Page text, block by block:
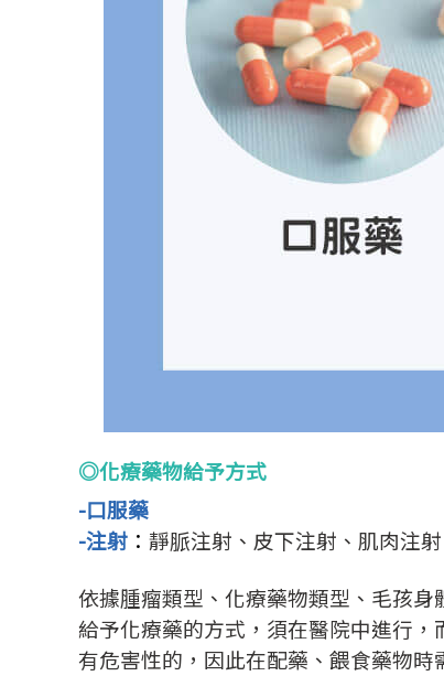
◎化療藥物給予方式
-口服藥
-注射 ： 靜脈注射、皮下注射、肌肉注
依據腫瘤類型、化療藥物類型、毛孩
給予化療藥的方式，須在醫院中進行
有危害性的，因此在配藥、餵食藥物